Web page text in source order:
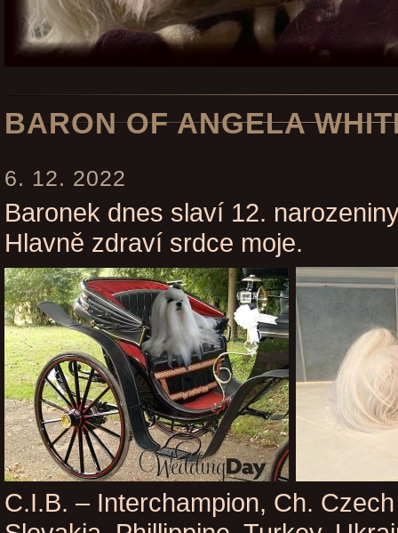
BARON OF ANGELA
6. 12. 2022
Baronek dnes slaví 12.
Hlavně zdraví srdce moje.
C.I.B. – Interchampion, Ch.